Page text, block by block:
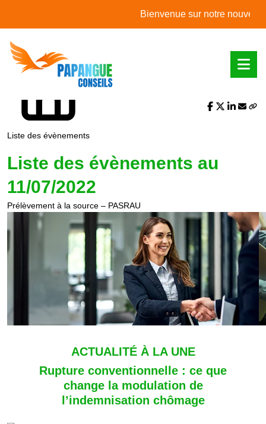
Bienvenue sur notre nouveau site
L'actualité du mois
Liste des évènements
Liste des évènements au
11/07/2022
Prélèvement à la source – PASRAU
ACTUALITÉ À LA UNE
Rupture conventionnelle : ce que
change la modulation de
l’indemnisation chômage